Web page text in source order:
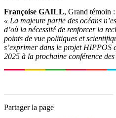
Françoise GAILL, Grand témoin :
« La majeure partie des océans
d’où la nécessité de renforcer la
points de vue politiques et
s’exprimer dans le projet HIPPOS
2025 à la prochaine conférence des
Partager la page